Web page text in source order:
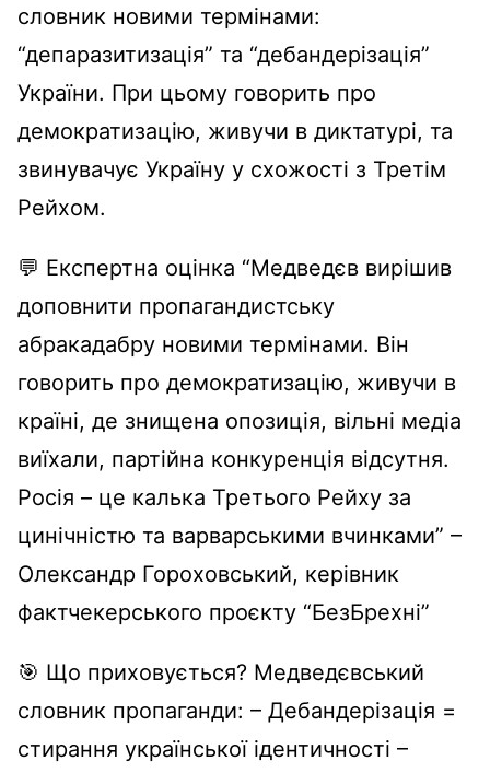
словник новими термінами:
“депаразитизація” та “дебандерізація”
України. При цьому говорить про
демократизацію, живучи в диктатурі, та
звинувачує Україну у схожості з Третім
Рейхом.
💬 Експертна оцінка “Медведєв вирішив
доповнити пропагандистську
абракадабру новими термінами. Він
говорить про демократизацію, живучи в
країні, де знищена опозиція, вільні медіа
виїхали, партійна конкуренція відсутня.
Росія – це калька Третього Рейху за
цинічністю та варварськими вчинками” –
Олександр Гороховський, керівник
фактчекерського проєкту “БезБрехні”
🎯 Що приховується? Медведєвський
словник пропаганди: – Дебандерізація =
стирання української ідентичності –